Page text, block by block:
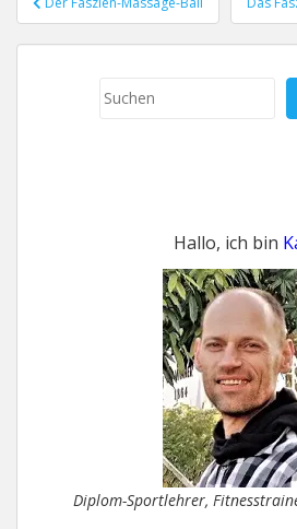
Suchen
Hallo, ich bin
Diplom-Sportlehrer,